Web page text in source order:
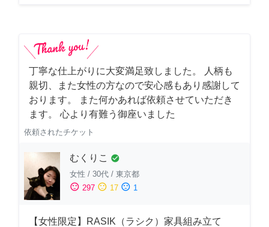
丁寧な仕上がりに大変満足致しました。 人柄も
親切、また女性の方なので安心感もあり感謝して
おります。 また何かあれば依頼させていただき
ます。 心より有難う御座いました
依頼されたチケット
むくりこ check_circle
女性 / 30代 / 東京都
sentiment_satisfied 297 sentiment_neutral 17 sentiment_dissatisfied 1
【女性限定】RASIK（ラシク）家具組み立て